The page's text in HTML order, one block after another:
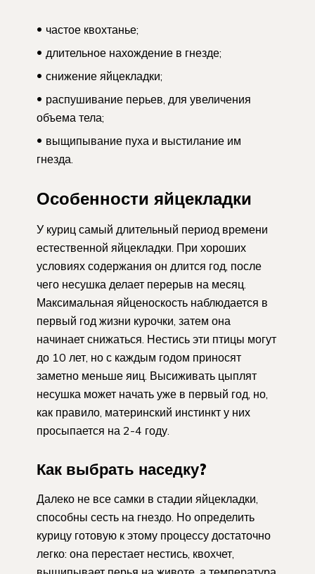
частое квохтанье;
длительное нахождение в гнезде;
снижение яйцекладки;
распушивание перьев, для увеличения
объема тела;
выщипывание пуха и выстилание им
гнезда.
Особенности яйцекладки
У куриц самый длительный период времени
естественной яйцекладки. При хороших
условиях содержания он длится год, после
чего несушка делает перерыв на месяц.
Максимальная яйценоскость наблюдается в
первый год жизни курочки, затем она
начинает снижаться. Нестись эти птицы могут
до 10 лет, но с каждым годом приносят
заметно меньше яиц. Высиживать цыплят
несушка может начать уже в первый год, но,
как правило, материнский инстинкт у них
просыпается на 2-4 году.
Как выбрать наседку?
Далеко не все самки в стадии яйцекладки,
способны сесть на гнездо. Но определить
курицу готовую к этому процессу достаточно
легко: она перестает нестись, квохчет,